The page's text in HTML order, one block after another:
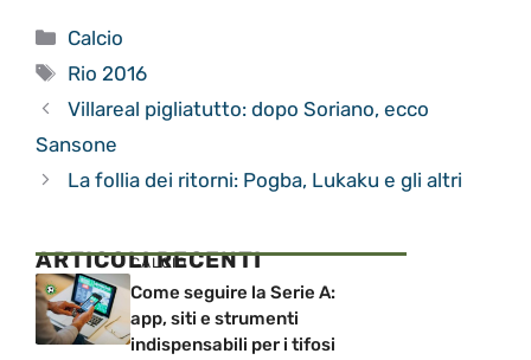
Categorie
Calcio
Tag
Rio 2016
Villareal pigliatutto: dopo Soriano, ecco
Sansone
La follia dei ritorni: Pogba, Lukaku e gli altri
ARTICOLI RECENTI
CALCIO
Come seguire la Serie A:
app, siti e strumenti
indispensabili per i tifosi